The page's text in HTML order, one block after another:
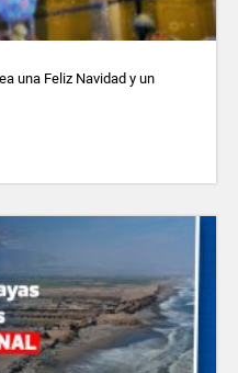
una Feliz Navidad y un